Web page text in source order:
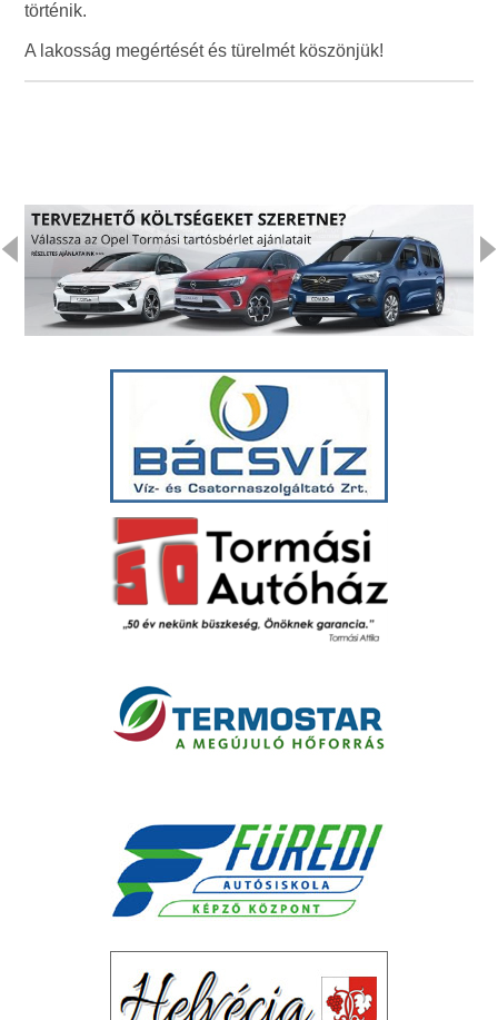
történik.
A lakosság megértését és türelmét köszönjük!